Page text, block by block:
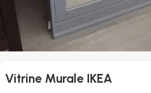
Vitrine Murale IKEA